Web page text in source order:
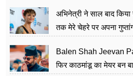
अभिनेत्री ने साल बाद
तक मेरे चेहरे पर अपना
Balen Shah Jeevan
फिर काठमांडू का मेयर बन